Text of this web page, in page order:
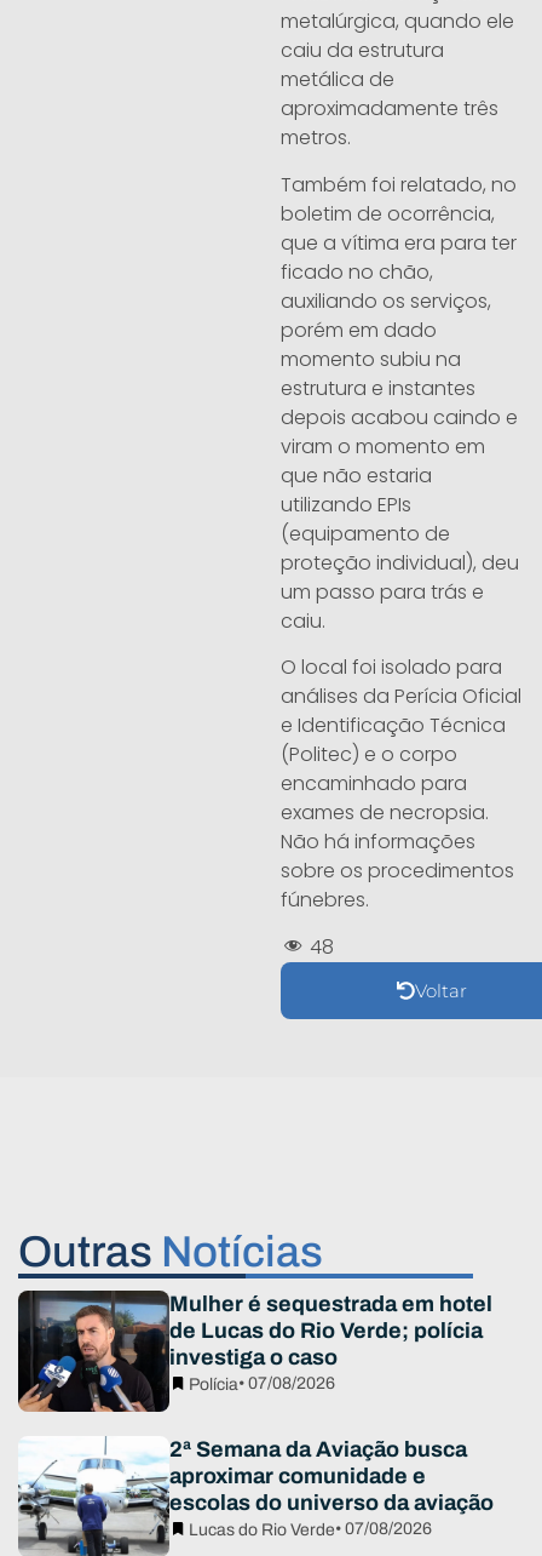
metalúrgica, quando ele
caiu da estrutura
metálica de
aproximadamente três
metros.
Também foi relatado, no
boletim de ocorrência,
que a vítima era para ter
ficado no chão,
auxiliando os serviços,
porém em dado
momento subiu na
estrutura e instantes
depois acabou caindo e
viram o momento em
que não estaria
utilizando EPIs
(equipamento de
proteção individual), deu
um passo para trás e
caiu.
O local foi isolado para
análises da Perícia Oficial
e Identificação Técnica
(Politec) e o corpo
encaminhado para
exames de necropsia.
Não há informações
sobre os procedimentos
fúnebres.
48
Voltar
Outras Notícias
Mulher é sequestrada em hotel
de Lucas do Rio Verde; polícia
investiga o caso
Polícia• 07/08/2026
2ª Semana da Aviação busca
aproximar comunidade e
escolas do universo da aviação
Lucas do Rio Verde• 07/08/2026